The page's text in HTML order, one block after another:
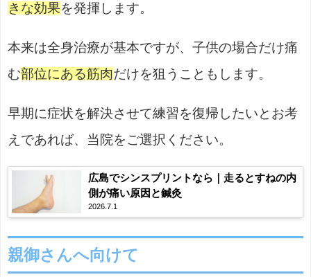
きな効果を発揮します。
本来は全身治療が基本ですが、子供の場合だけ痛
む部位にある筋肉だけを狙うこともします。
早期に症状を解決させて練習を復帰したいとお考
えであれば、当院をご選択ください。
広島でシンスプリントなら｜走るとすねの内
側が痛い原因と鍼灸
2026.7.1
親御さんへ向けて